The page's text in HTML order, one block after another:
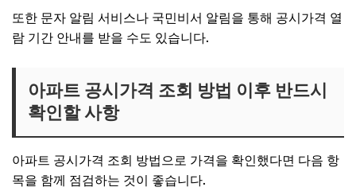
또한 문자 알림 서비스나 국민비서 알림을 통해 공시가격 열
람 기간 안내를 받을 수도 있습니다.
아파트 공시가격 조회 방법 이후 반드시
확인할 사항
아파트 공시가격 조회 방법으로 가격을 확인했다면 다음 항
목을 함께 점검하는 것이 좋습니다.